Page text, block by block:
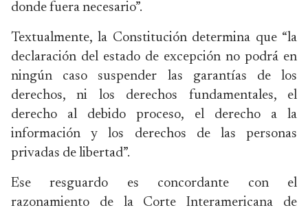
donde fuera necesario”.
Textualmente, la Constitución determina que “la
declaración del estado de excepción no podrá en
ningún caso suspender las garantías de los
derechos, ni los derechos fundamentales, el
derecho al debido proceso, el derecho a la
información y los derechos de las personas
privadas de libertad”.
Ese resguardo es concordante con el
razonamiento de la Corte Interamericana de